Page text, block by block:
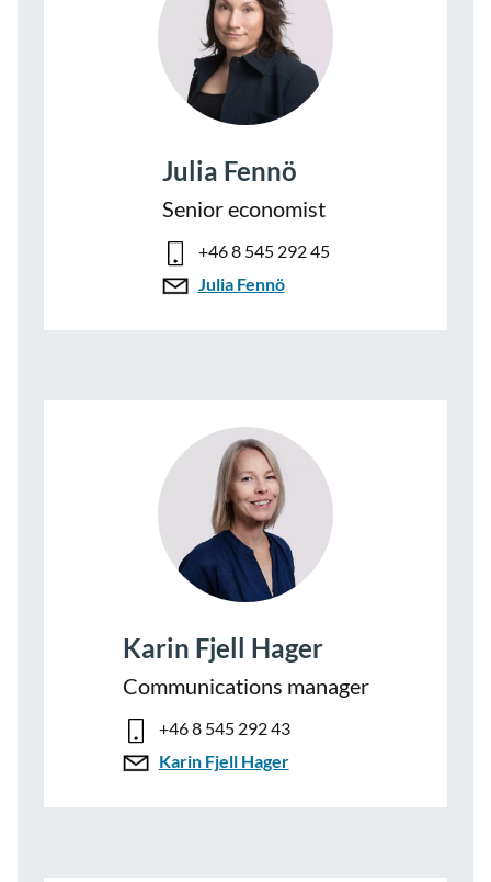
Julia Fennö
Senior economist
+46 8 545 292 45
Julia Fennö
Karin Fjell Hager
Communications manager
+46 8 545 292 43
Karin Fjell Hager